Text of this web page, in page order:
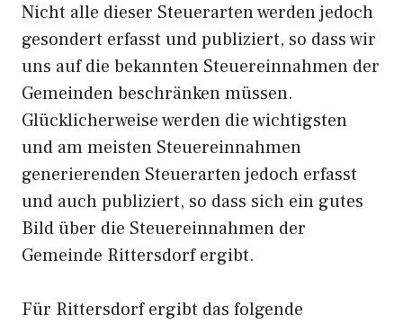
Nicht alle dieser Steuerarten werden jedoch
gesondert erfasst und publiziert, so dass wir
uns auf die bekannten Steuereinnahmen der
Gemeinden beschränken müssen.
Glücklicherweise werden die wichtigsten
und am meisten Steuereinnahmen
generierenden Steuerarten jedoch erfasst
und auch publiziert, so dass sich ein gutes
Bild über die Steuereinnahmen der
Gemeinde Rittersdorf ergibt.
Für Rittersdorf ergibt das folgende